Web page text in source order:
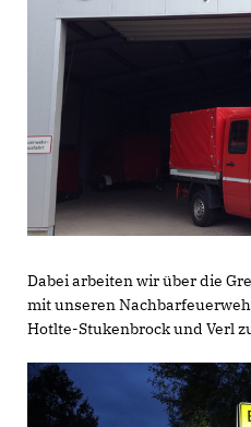
Dabei arbeiten wir über die
mit unseren
Hotlte-Stukenbrock und Verl